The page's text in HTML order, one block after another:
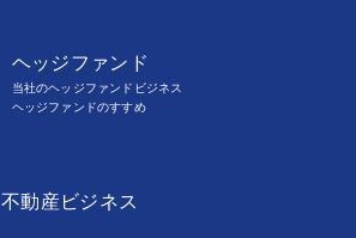
ヘッジファンド
当社のヘッジファンドビジネス
ヘッジファンドのすすめ
不動産ビジネス